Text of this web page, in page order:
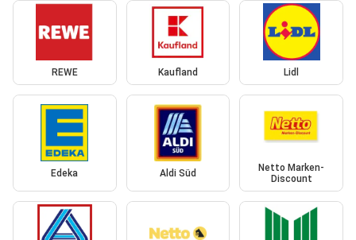
REWE Kaufland Lidl
Edeka Aldi Süd
Netto Marken-
Discount